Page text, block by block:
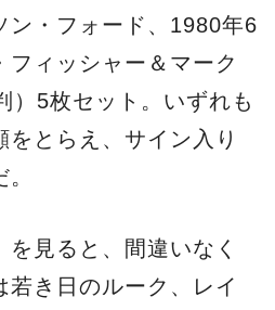
ン・フォード、1980年6
フィッシャー＆マーク
）5枚セット。いずれも
とらえ、サイン入り
を見ると、間違いなく
若き日のルーク、レイ